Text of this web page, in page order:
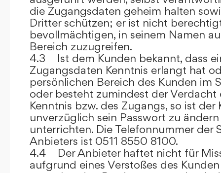
die Zugangsdaten geheim halten
Dritter schützen; er ist nicht
bevollmächtigen, in seinem Namen
Bereich zuzugreifen.
4.3 Ist dem Kunden bekannt, dass
Zugangsdaten Kenntnis erlangt hat
persönlichen Bereich des Kunden im
oder besteht zumindest der Verdacht
Kenntnis bzw. des Zugangs, so ist
unverzüglich sein Passwort zu
unterrichten. Die Telefonnummer der
Anbieters ist 0511 8550 8100.
4.4 Der Anbieter haftet nicht für
aufgrund eines Verstoßes des